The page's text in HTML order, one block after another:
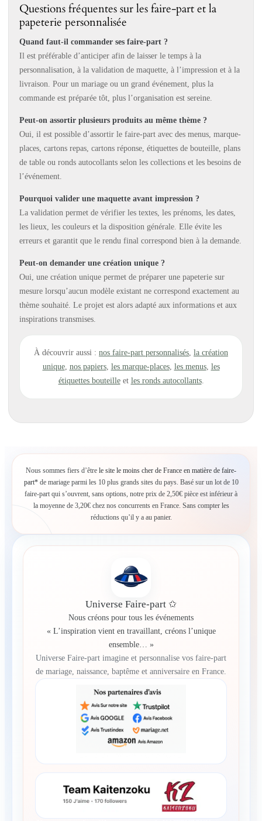
Questions fréquentes sur les faire-part et la
papeterie personnalisée
Quand faut-il commander ses faire-part ?
Il est préférable d’anticiper afin de laisser le temps à la
personnalisation, à la validation de maquette, à l’impression et à la
livraison. Pour un mariage ou un grand événement, plus la
commande est préparée tôt, plus l’organisation est sereine.
Peut-on assortir plusieurs produits au même thème ?
Oui, il est possible d’assortir le faire-part avec des menus, marque-
places, cartons repas, cartons réponse, étiquettes de bouteille, plans
de table ou ronds autocollants selon les collections et les besoins de
l’événement.
Pourquoi valider une maquette avant impression ?
La validation permet de vérifier les textes, les prénoms, les dates,
les lieux, les couleurs et la disposition générale. Elle évite les
erreurs et garantit que le rendu final correspond bien à la demande.
Peut-on demander une création unique ?
Oui, une création unique permet de préparer une papeterie sur
mesure lorsqu’aucun modèle existant ne correspond exactement au
thème souhaité. Le projet est alors adapté aux informations et aux
inspirations transmises.
À découvrir aussi : nos faire-part personnalisés la création
unique, nos papiers, les marque-places, les menus, les
étiquettes bouteilleet les ronds autocollants.
Nous sommes fiers d’être le site le moins cher de France en matière de faire-
part*de mariage parmi les 10 plus grands sites du pays. Basé sur un lot de 10
faire-part qui s’ouvrent, sans options, notre prix de 2,50€ pièce est inférieur à
la moyenne de 3,20€ chez nos concurrents en France. Sans compter les
réductions qu’il y a au panier.
Universe Faire-part ✩
Nous créons pour tous les événements
« L’inspiration vient en travaillant, créons l’unique
ensemble… »
Universe Faire-part imagine et personnalise vos faire-part
de mariage, naissance, baptême et anniversaire en France.